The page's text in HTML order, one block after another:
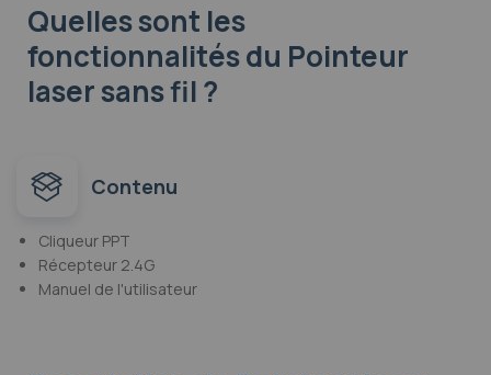
Quelles sont les
fonctionnalitésdu Pointeur
laser sans fil ?
Contenu
Cliqueur PPT
Récepteur 2.4G
Manuel de l'utilisateur